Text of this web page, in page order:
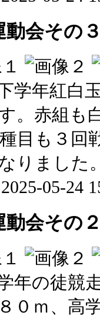
動会その
学年紅白
。赤組も
目も３回
りました
05-24
動会その
年の徒競
０ｍ、高